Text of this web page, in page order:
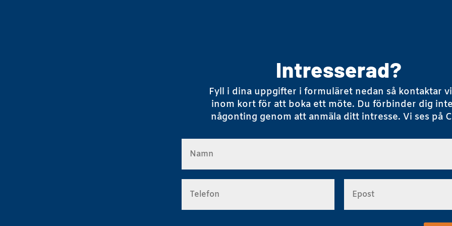
Intresserad?
Fyll i dina uppgifter i formuläret nedan så kontaktar
inom kort för att boka ett möte. Du förbinder dig
någonting genom att anmäla ditt intresse. Vi ses på